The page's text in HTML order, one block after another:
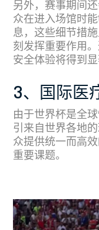
另外，赛事期间
众在进入场馆时
息，这些细节措
刻发挥重要作用
安全体验将得到显
3、国际医
由于世界杯是全
引来自世界各地
众提供统一而高
重要课题。